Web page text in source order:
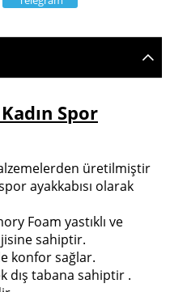
Spor
üretilmiştir
ayakkabısı olarak
Foam yastıklı ve
sahiptir.
konfor sağlar.
dış tabana sahiptir .